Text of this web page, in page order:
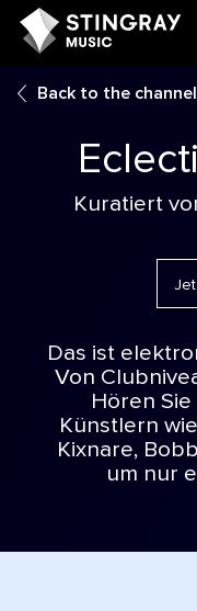
Back to the
Kuratiert
Das ist
Von
Hören
Künstlern
Kixnare,
um nur